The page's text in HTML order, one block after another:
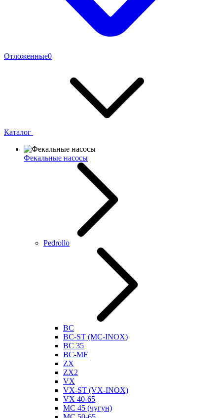
Отложенные0
Каталог
Фекальные насосы
Pedrollo
BC
BC-ST (MC-INOX)
BC 35
BC-MF
ZX
ZX2
VX
VX-ST (VX-INOX)
VX 40-65
MC 45 (чугун)